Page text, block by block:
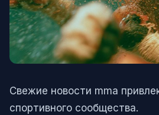
Свежие новости mma
спортивного сообщества.